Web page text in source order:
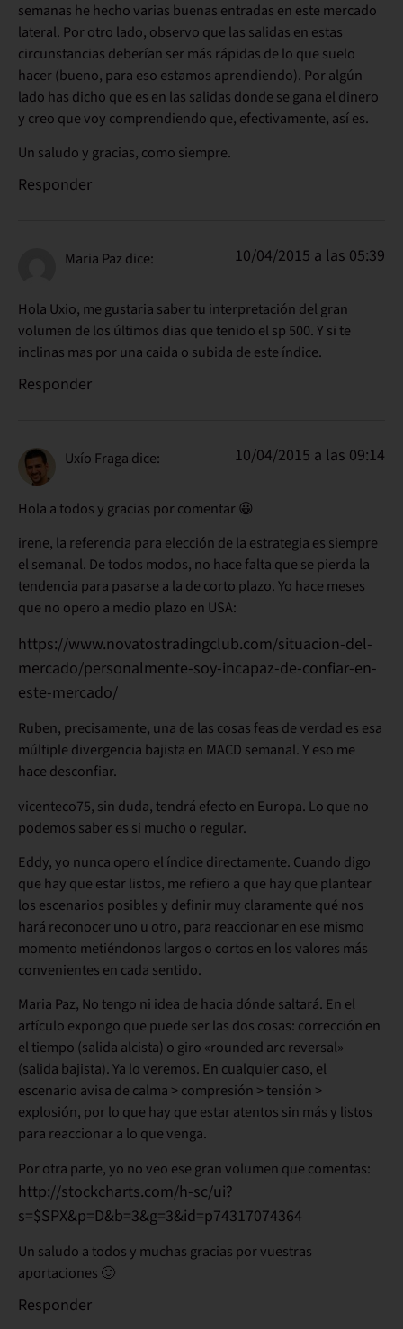
semanas he hecho varias buenas entradas en este mercado
lateral. Por otro lado, observo que las salidas en estas
circunstancias deberían ser más rápidas de lo que suelo
hacer (bueno, para eso estamos aprendiendo). Por algún
lado has dicho que es en las salidas donde se gana el dinero
y creo que voy comprendiendo que, efectivamente, así es.
Un saludo y gracias, como siempre.
Responder
Maria Pazdice: 10/04/2015 a las 05:39
Hola Uxio, me gustaria saber tu interpretación del gran
volumen de los últimos dias que tenido el sp 500. Y si te
inclinas mas por una caida o subida de este índice.
Responder
Uxío Fraga dice: 10/04/2015 a las 09:14
Hola a todos y gracias por comentar 😀
irene, la referencia para elección de la estrategia es siempre
el semanal. De todos modos, no hace falta que se pierda la
tendencia para pasarse a la de corto plazo. Yo hace meses
que no opero a medio plazo en USA:
https://www.novatostradingclub.com/situacion-del-
mercado/personalmente-soy-incapaz-de-confiar-en-
este-mercado/
Ruben, precisamente, una de las cosas feas de verdad es esa
múltiple divergencia bajista en MACD semanal. Y eso me
hace desconfiar.
vicenteco75, sin duda, tendrá efecto en Europa. Lo que no
podemos saber es si mucho o regular.
Eddy, yo nunca opero el índice directamente. Cuando digo
que hay que estar listos, me refiero a que hay que plantear
los escenarios posibles y definir muy claramente qué nos
hará reconocer uno u otro, para reaccionar en ese mismo
momento metiéndonos largos o cortos en los valores más
convenientes en cada sentido.
Maria Paz, No tengo ni idea de hacia dónde saltará. En el
artículo expongo que puede ser las dos cosas: corrección en
el tiempo (salida alcista) o giro «rounded arc reversal»
(salida bajista). Ya lo veremos. En cualquier caso, el
escenario avisa de calma > compresión > tensión >
explosión, por lo que hay que estar atentos sin más y listos
para reaccionar a lo que venga.
Por otra parte, yo no veo ese gran volumen que comentas:
http://stockcharts.com/h-sc/ui?
s=$SPX&p=D&b=3&g=3&id=p74317074364
Un saludo a todos y muchas gracias por vuestras
aportaciones 🙂
Responder